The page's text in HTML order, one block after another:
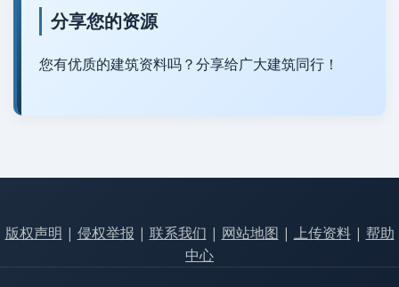
分享您的资源
您有优质的建筑资料吗？分享给广大建筑同行！
版权声明 | 侵权举报 | 联系我们 | 网站地图 | 上传资料| 帮助
中心